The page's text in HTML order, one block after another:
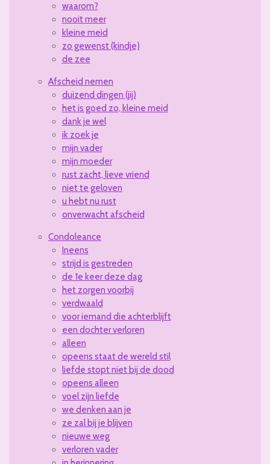
waarom?
nooit meer
kleine meid
zo gewenst (kindje)
de zee
Afscheid nemen
duizend dingen (jij)
het is goed zo, kleine meid
dank je wel
ik zoek je
mijn vader
mijn moeder
rust zacht, lieve vriend
niet te geloven
u hebt nu rust
onverwacht afscheid
Condoleance
Ineens
strijd is gestreden
de 1e keer deze dag
het zorgen voorbij
verdwaald
voor iemand die achterblijft
een dochter verloren
alleen
opeens staat de wereld stil
liefde stopt niet bij de dood
opeens alleen
voel zijn liefde
we denken aan je
ze zal bij je blijven
nieuwe weg
verloren vader